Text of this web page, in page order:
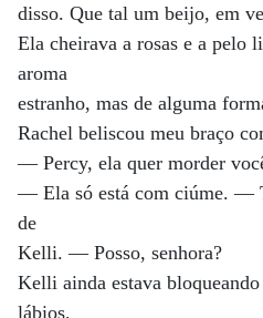
disso. Que tal um beijo, em
Ela cheirava a rosas e a
aroma
estranho, mas de alguma
Rachel beliscou meu braço
— Percy, ela quer morder
— Ela só está com ciúme. —
de
Kelli. — Posso, senhora?
Kelli ainda estava
lábios,